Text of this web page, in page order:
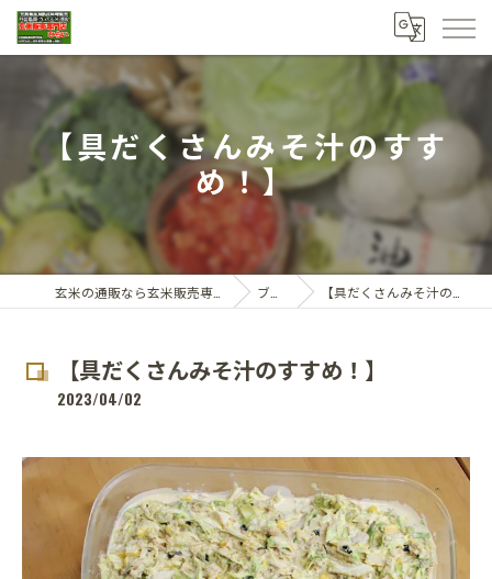
【具だくさんみそ汁のすす
め！】
ブログ 【具だくさんみそ汁のすすめ！】
【具だくさんみそ汁のすすめ！】
2023/04/02